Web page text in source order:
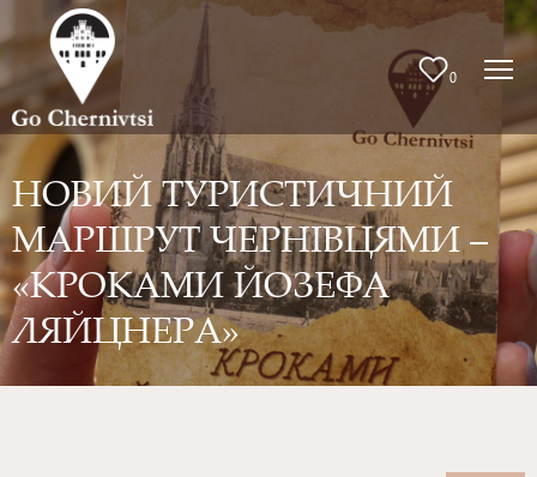
0
НОВИЙ ТУРИСТИЧНИЙ
МАРШРУТ ЧЕРНІВЦЯМИ –
«КРОКАМИ ЙОЗЕФА
ЛЯЙЦНЕРА»